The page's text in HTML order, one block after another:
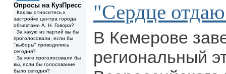
Опросы на КузПресс
Как вы относитесь к
застройке центра города
объектами А. Н. Говора?
За какую из партий вы бы
проголосовали, если бы
"выборы" проводились
сегодня?
За кого проголосовали бы
вы, если бы голосование
было сегодня?
"Сердце
В Кемерове
региональный